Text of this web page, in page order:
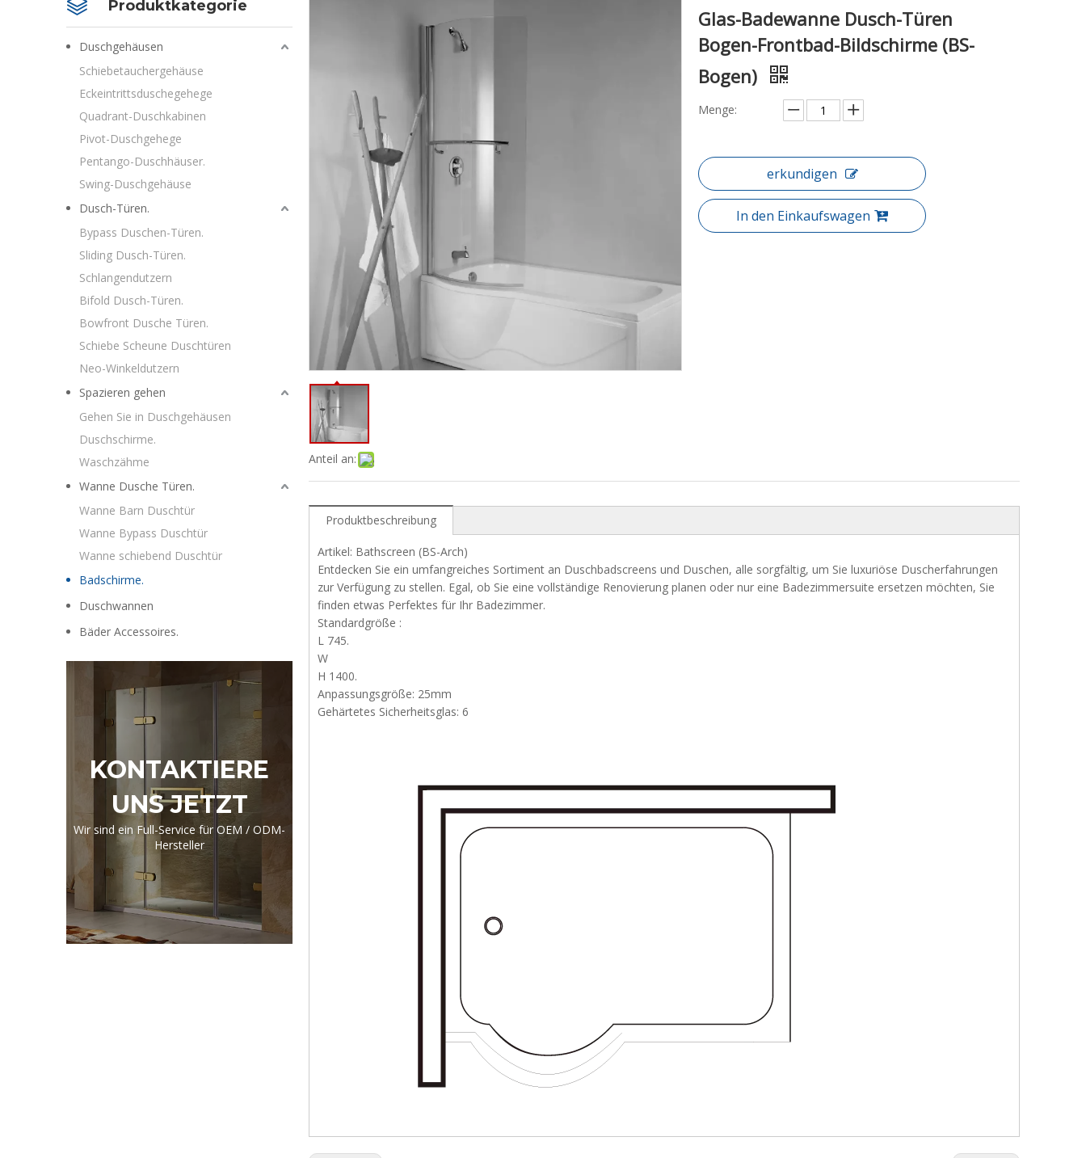
Produktkategorie
Duschgehäusen
Schiebetauchergehäuse
Eckeintrittsduschegehege
Quadrant-Duschkabinen
Pivot-Duschgehege
Pentango-Duschhäuser.
Swing-Duschgehäuse
Dusch-Türen.
Bypass Duschen-Türen.
Sliding Dusch-Türen.
Schlangendutzern
Bifold Dusch-Türen.
Bowfront Dusche Türen.
Schiebe Scheune Duschtüren
Neo-Winkeldutzern
Spazieren gehen
Gehen Sie in Duschgehäusen
Duschschirme.
Waschzähme
Wanne Dusche Türen.
Wanne Barn Duschtür
Wanne Bypass Duschtür
Wanne schiebend Duschtür
Badschirme.
Duschwannen
Bäder Accessoires.
KONTAKTIERE
UNS JETZT
Wir sind ein Full-Service für OEM / ODM-
Hersteller
Anteil an:
Glas-Badewanne Dusch-Türen
Bogen-Frontbad-Bildschirme (BS-
Bogen)
Menge:
erkundigen
In den Einkaufswagen
Produktbeschreibung
Artikel: Bathscreen (BS-Arch)
Entdecken Sie ein umfangreiches Sortiment an Duschbadscreens und Duschen, alle sorgfältig, um Sie luxuriöse Duscherfahrungen
zur Verfügung zu stellen. Egal, ob Sie eine vollständige Renovierung planen oder nur eine Badezimmersuite ersetzen möchten, Sie
finden etwas Perfektes für Ihr Badezimmer.
Standardgröße :
L 745.
W
H 1400.
Anpassungsgröße: 25mm
Gehärtetes Sicherheitsglas: 6